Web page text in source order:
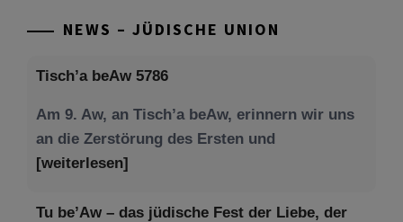
NEWS – JÜDISCHE UNION
Tisch’a beAw 5786
Am 9. Aw, an Tisch’a beAw, erinnern wir uns
an die Zerstörung des Ersten und
[weiterlesen]
Tu be’Aw – das jüdische Fest der Liebe, der